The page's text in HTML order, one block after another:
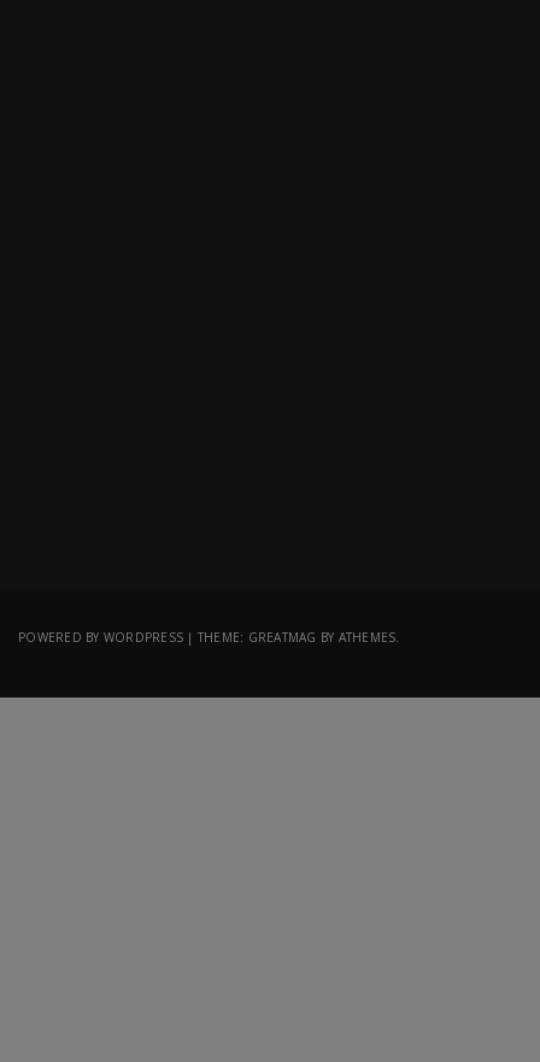
POWERED BY WORDPRESS | THEME: GREATMAG BY ATHEMES.